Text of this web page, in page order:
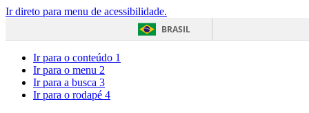
Ir direto para menu de acessibilidade.
BRASIL
Ir para o conteúdo 1
Ir para o menu 2
Ir para a busca 3
Ir para o rodapé 4